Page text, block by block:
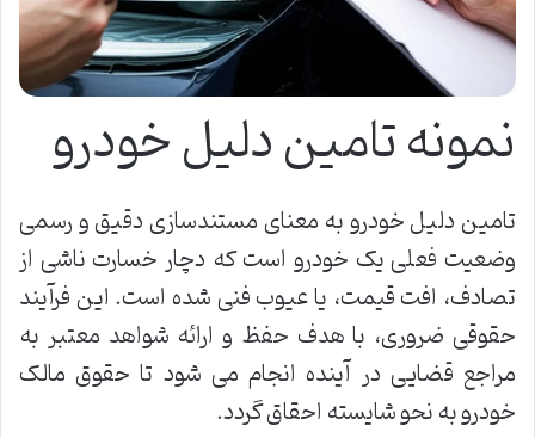
نمونه تامین دلیل خودرو
تامین دلیل خودرو به معنای مستندسازی دقیق و رسمی
وضعیت فعلی یک خودرو است که دچار خسارت ناشی از
تصادف، افت قیمت، یا عیوب فنی شده است. این فرآیند
حقوقی ضروری، با هدف حفظ و ارائه شواهد معتبر به
مراجع قضایی در آینده انجام می شود تا حقوق مالک
خودرو به نحو شایسته احقاق گردد.